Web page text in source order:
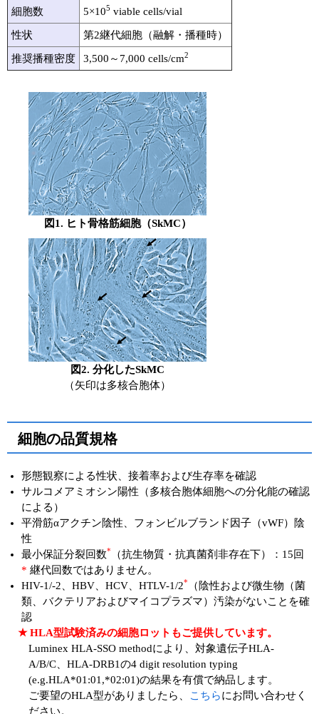
細胞数 5×105 viable cells/vial
性状 第2継代細胞（融解・播種時）
推奨播種密度 3,500～7,000 cells/cm2
図1. ヒト骨格筋細胞（SkMC）
図2. 分化したSkMC
（矢印は多核合胞体）
細胞の品質規格
形態観察による性状、接着率および生存率を確認
サルコメアミオシン陽性（多核合胞体細胞への分化能の確認
による）
平滑筋αアクチン陰性、フォンビルブランド因子（vWF）陰
性
最小保証分裂回数*
（抗生物質・抗真菌剤非存在下）：15回
* 継代回数ではありません。
HIV-1/-2、HBV、HCV、HTLV-1/2*
（陰性および微生物（菌
類、バクテリアおよびマイコプラズマ）汚染がないことを確
認
★ HLA型試験済みの細胞ロットもご提供しています。
Luminex HLA-SSO methodにより、対象遺伝子HLA-
A/B/C、HLA-DRB1の4 digit resolution typing
(e.g.HLA*01:01,*02:01)の結果を有償で納品します。
ご要望のHLA型がありましたら、
こちらにお問い合わせく
ださい。